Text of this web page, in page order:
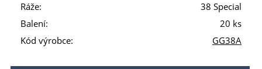
Ráže:
38 Special
Balení:
20 ks
Kód výrobce:
GG38A